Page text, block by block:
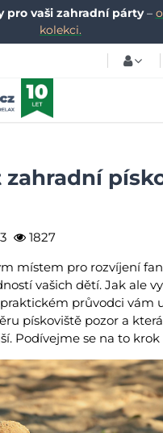
pro vaši zahradní párty–
kolekci.
zahradní
1827
místem pro rozvíjení
vašich dětí. Jak ale
průvodci vám
pískoviště pozor a
Podívejme se na to